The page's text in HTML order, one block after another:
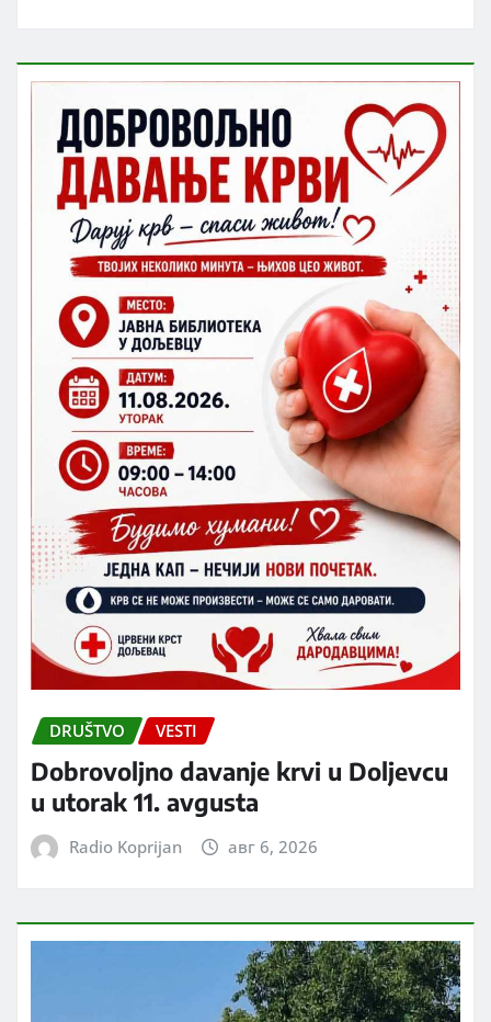
DRUŠTVO VESTI
Dobrovoljno davanje krvi u Doljevcu
u utorak 11. avgusta
Radio Koprijan авг 6, 2026